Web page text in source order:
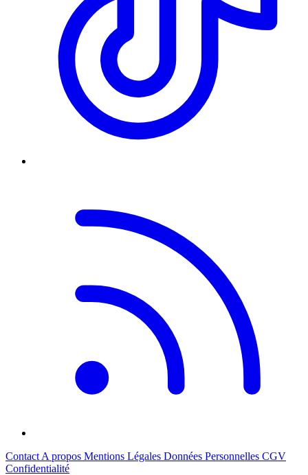
Contact A propos Mentions Légales Données Personnelles CGV
Confidentialité